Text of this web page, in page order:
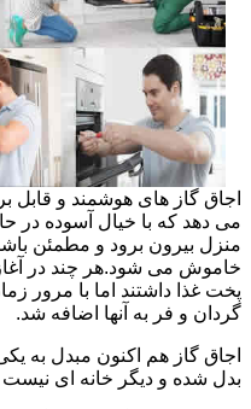
اجاق گاز های هوشمند و قابل
می دهد که با خیال آسوده در
منزل بیرون برود و مطمئن
خاموش می شود.هر چند در آغاز
پخت غذا داشتند اما با مرور
گردان و فر به آنها اضافه شد.
اجاق گاز هم اکنون مبدل به
بدل شده و دیگر خانه ای نیست